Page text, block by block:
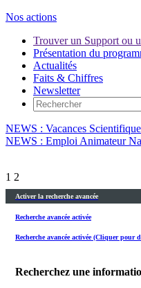
Nos actions
Trouver un Support ou
Présentation du
Actualités
Faits & Chiffres
Newsletter
NEWS : Vacances
NEWS : Emploi Animateur
1 2
Activer la recherche avancée
Recherche avancée activée
Recherche avancée activée (Cliquer pour
Recherchez une